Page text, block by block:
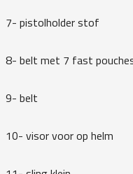
7- pistolholder stof
8- belt met 7 fast
9- belt
10- visor voor op helm